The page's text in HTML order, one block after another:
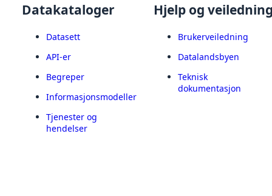
Datakataloger
Datasett
API-er
Begreper
Informasjonsmodeller
Tjenester og
hendelser
Hjelp og
Brukerveiledning
Datalandsbyen
Teknisk
dokumentasjon